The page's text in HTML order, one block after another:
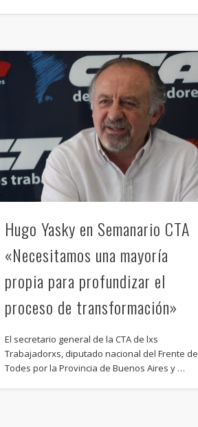
Hugo Yasky en Semanario CTA
«Necesitamos una mayoría
propia para profundizar el
proceso de transformación»
El secretario general de la CTA de lxs
Trabajadorxs, diputado nacional del Frente de
Todes por la Provincia de Buenos Aires y …